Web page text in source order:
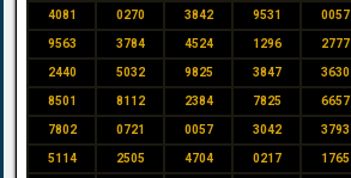
4081 0270 3842 9531 0057
9563 3784 4524 1296 2777
2440 5032 9825 3847 3630
8501 8112 2384 7825 6657
7802 0721 0057 3042 3793
5114 2505 4704 0217 1765